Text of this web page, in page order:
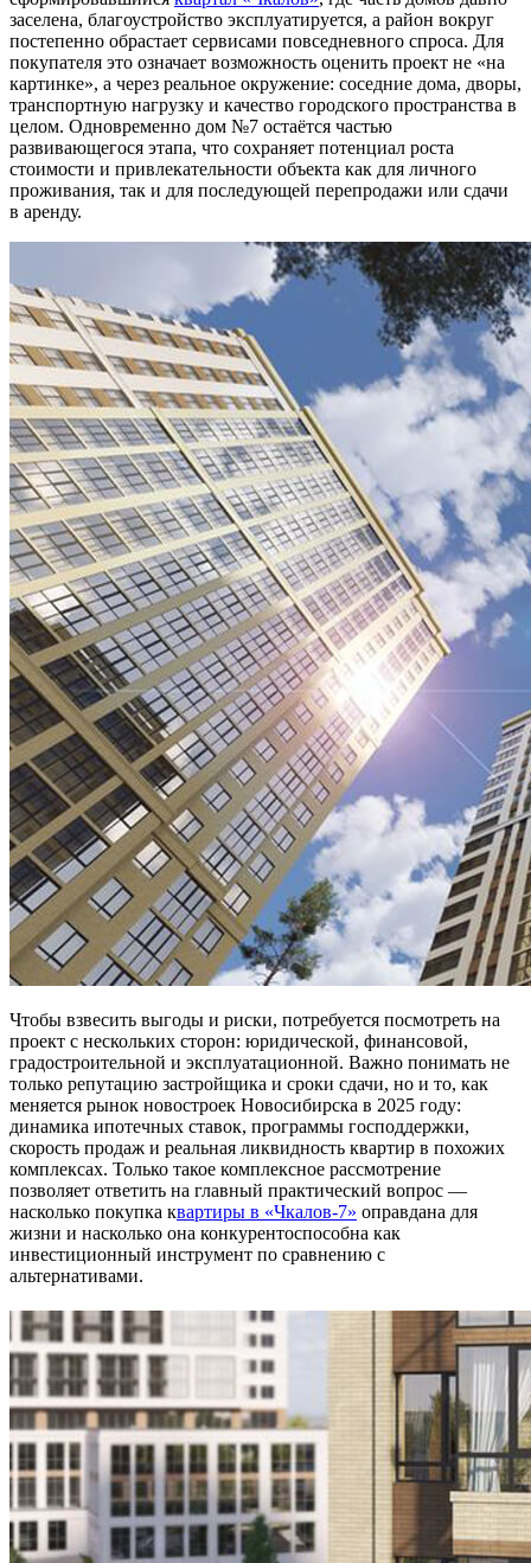
заселена, благоустройство эксплуатируется, а район вокруг
постепенно обрастает сервисами повседневного спроса. Для
покупателя это означает возможность оценить проект не «на
картинке», а через реальное окружение: соседние дома, дворы,
транспортную нагрузку и качество городского пространства в
целом. Одновременно дом №7 остаётся частью
развивающегося этапа, что сохраняет потенциал роста
стоимости и привлекательности объекта как для личного
проживания, так и для последующей перепродажи или сдачи
в аренду.
Чтобы взвесить выгоды и риски, потребуется посмотреть на
проект с нескольких сторон: юридической, финансовой,
градостроительной и эксплуатационной. Важно понимать не
только репутацию застройщика и сроки сдачи, но и то, как
меняется рынок новостроек Новосибирска в 2025 году:
динамика ипотечных ставок, программы господдержки,
скорость продаж и реальная ликвидность квартир в похожих
комплексах. Только такое комплексное рассмотрение
позволяет ответить на главный практический вопрос —
насколько покупка квартиры в «Чкалов-7» оправдана для
жизни и насколько она конкурентоспособна как
инвестиционный инструмент по сравнению с
альтернативами.